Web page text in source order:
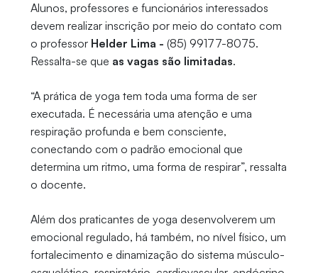
Alunos, professores e funcionários interessados
devem realizar inscrição por meio do contato com
o professor Helder Lima - (85) 99177-8075.
Ressalta-se que as vagas são limitadas.
“A prática de yoga tem toda uma forma de ser
executada. É necessária uma atenção e uma
respiração profunda e bem consciente,
conectando com o padrão emocional que
determina um ritmo, uma forma de respirar”, ressalta
o docente.
Além dos praticantes de yoga desenvolverem um
emocional regulado, há também, no nível físico, um
fortalecimento e dinamização do sistema músculo-